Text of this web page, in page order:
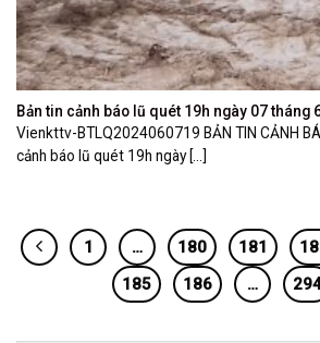
Bản tin cảnh báo lũ quét 19h ngày 07 tháng
Vienkttv-BTLQ2024060719 BẢN TIN CẢNH
cảnh báo lũ quét 19h ngày [...]
1 … 180 181
185
186 …